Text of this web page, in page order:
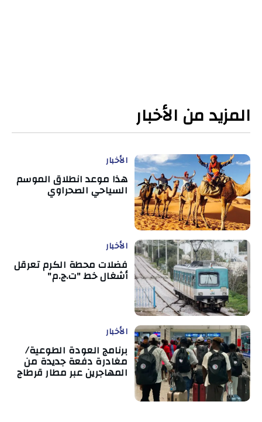
المزيد من الأخبار
الأخبار
هذا موعد انطلاق الموسم
السياحي الصحراوي
الأخبار
فضلات محطة الكرم تعرقل
أشغال خط "ت.ج.م"
الأخبار
برنامج العودة الطوعية/
مغادرة دفعة جديدة من
المهاجرين عبر مطار قرطاج